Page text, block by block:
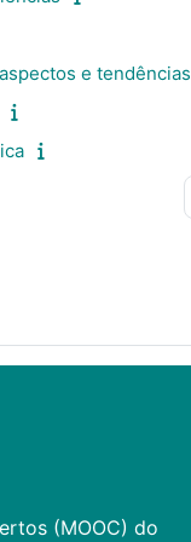
e tendências
(MOOC) do